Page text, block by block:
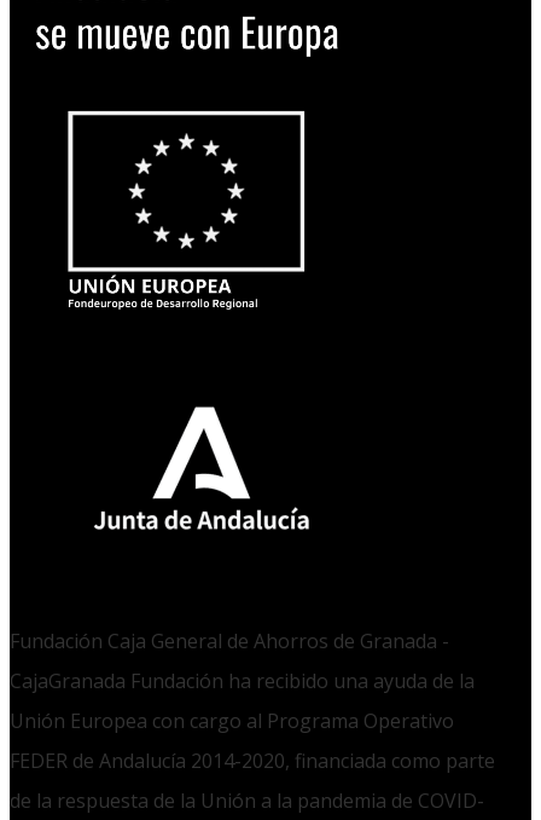
Fundación Caja General de Ahorros de Granada -
CajaGranada Fundación ha recibido una ayuda de la
Unión Europea con cargo al Programa Operativo
FEDER de Andalucía 2014-2020, financiada como parte
de la respuesta de la Unión a la pandemia de COVID-